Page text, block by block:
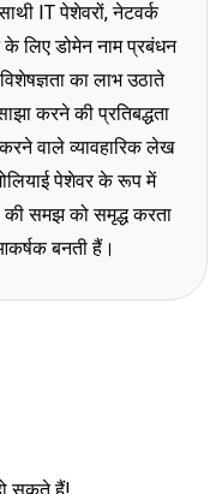
IT पेशेवरों, नेटवर्क
लिए डोमेन नाम प्रबंधन
का लाभ उठाते
करने की प्रतिबद्धता
वाले व्यावहारिक लेख
पेशेवर के रूप में
समझ को समृद्ध करता
बनती हैं।